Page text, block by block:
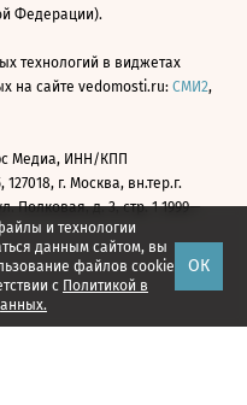
и технологии
данным сайтом, вы
файлов cookie
с Политикой в
ОК
Федерации).
технологий в виджетах
на сайте vedomosti.ru: СМИ2,
Медиа, ИНН/КПП
127018, г. Москва, вн.тер.г.
Полковая, д. 3, стр. 1 1999—